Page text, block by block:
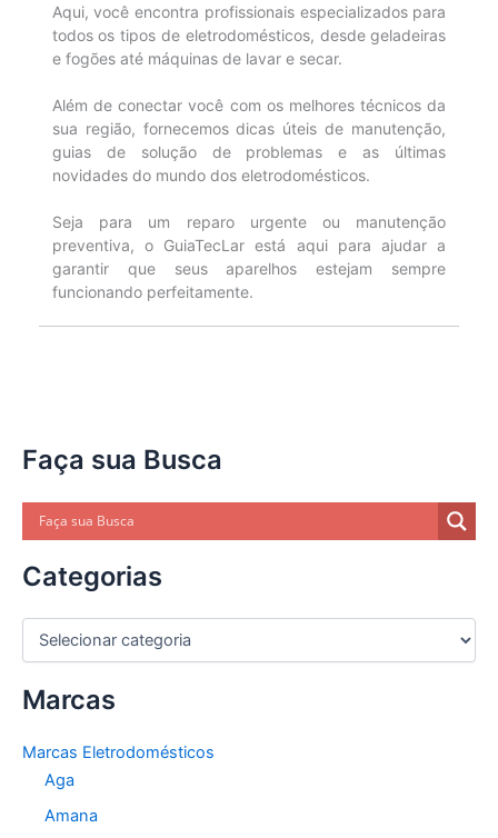
Aqui, você encontra profissionais especializados para
todos os tipos de eletrodomésticos, desde geladeiras
e fogões até máquinas de lavar e secar.
Além de conectar você com os melhores técnicos da
sua região, fornecemos dicas úteis de manutenção,
guias de solução de problemas e as últimas
novidades do mundo dos eletrodomésticos.
Seja para um reparo urgente ou manutenção
preventiva, o GuiaTecLar está aqui para ajudar a
garantir que seus aparelhos estejam sempre
funcionando perfeitamente.
Faça sua Busca
Categorias
e
r
Marcas
Marcas Eletrodomésticos
Aga
Amana